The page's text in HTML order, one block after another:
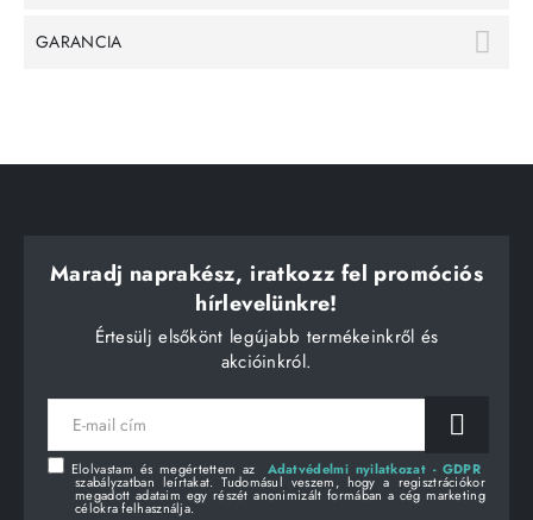
GARANCIA
Maradj naprakész, iratkozz fel promóciós
hírlevelünkre!
Értesülj elsőkönt legújabb termékeinkről és
akcióinkról.
E-
mail
Elolvastam és megértettem az Adatvédelmi nyilatkozat - GDPR
szabályzatban leírtakat. Tudomásul veszem, hogy a regisztrációkor
megadott adataim egy részét anonimizált formában a cég marketing
célokra felhasználja.